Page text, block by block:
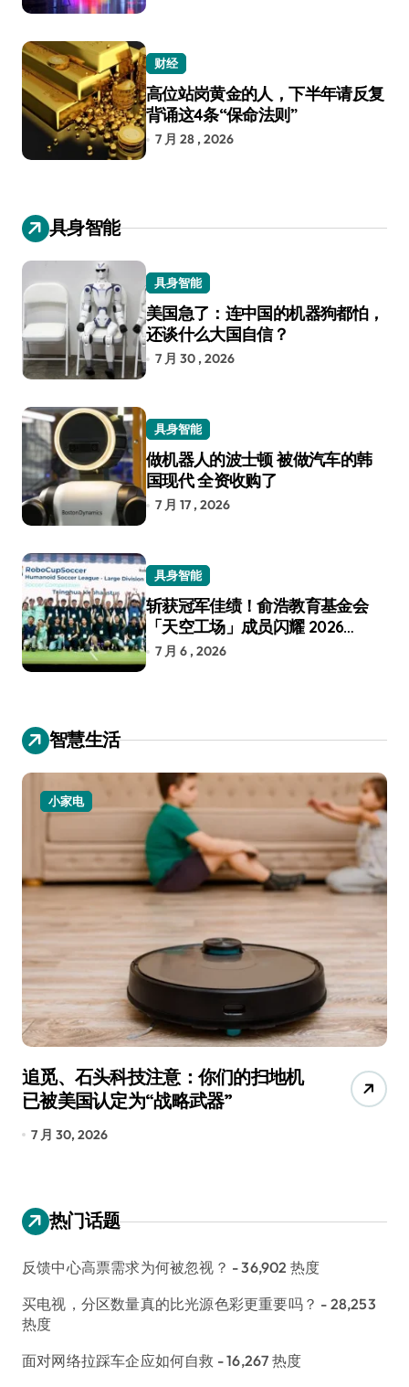
财经
高位站岗黄金的人，下半年请反复
背诵这4条“保命法则”
7 月 28 , 2026
具身智能
具身智能
美国急了：连中国的机器狗都怕，
还谈什么大国自信？
7 月 30 , 2026
具身智能
做机器人的波士顿 被做汽车的韩
国现代 全资收购了
7 月 17 , 2026
具身智能
斩获冠军佳绩！俞浩教育基金会
「天空工场」成员闪耀 2026
RoboCup 机器人世界杯
7 月 6 , 2026
智慧生活
小家电
月销38台，日均不到2辆！创维汽车
还行吗？
7 月 29, 2026
热门话题
反馈中心高票需求为何被忽视？ - 36,902 热度
买电视，分区数量真的比光源色彩更重要吗？ - 28,253
热度
面对网络拉踩车企应如何自救 - 16,267 热度